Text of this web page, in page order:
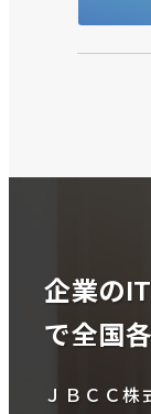
企業の
で全国
ＪＢＣＣ株